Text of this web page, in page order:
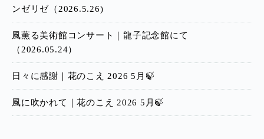
ンゼリゼ（2026.5.26)
風薫る美術館コンサート｜龍子記念館にて
（2026.05.24）
日々に感謝｜花のこえ 2026 5月🍃
風に吹かれて｜花のこえ 2026 5月🍃